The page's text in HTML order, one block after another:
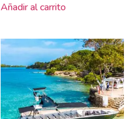
Añadir al carrito